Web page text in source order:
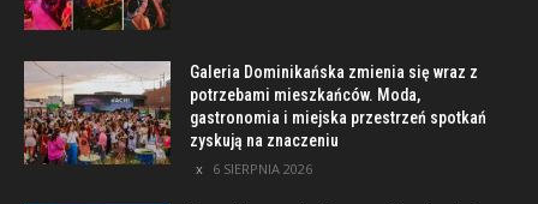
Galeria Dominikańska zmienia się wraz z
potrzebami mieszkańców. Moda,
gastronomia i miejska przestrzeń spotkań
zyskują na znaczeniu
6 SIERPNIA 2026